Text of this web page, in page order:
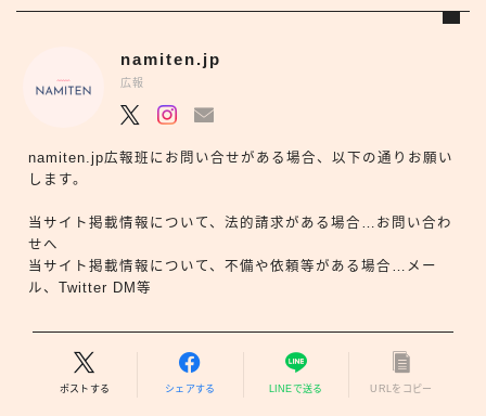
namiten.jp
広報
namiten.jp広報班にお問い合せがある場合、以下の通りお願い
します。
当サイト掲載情報について、法的請求がある場合…お問い合わ
せへ
当サイト掲載情報について、不備や依頼等がある場合…メー
ル、Twitter DM等
ポストする シェアする LINEで送る URLをコピー